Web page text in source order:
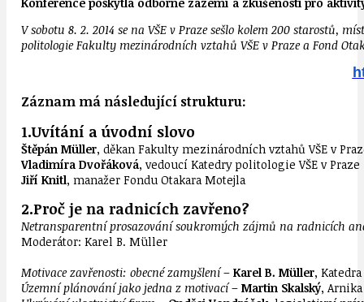
Konference poskytla odborné zázemí a zkušenosti pro
V sobotu 8. 2. 2014 se na VŠE v Praze sešlo kolem 200 starostů,
politologie Fakulty mezinárodních vztahů VŠE v Praze a Fond
Záznam má následující strukturu:
1.Uvítání a úvodní slovo
Štěpán Müller, děkan Fakulty mezinárodních vztahů VŠE v
Vladimíra Dvořáková, vedoucí Katedry politologie VŠE v Praze
Jiří Knitl, manažer Fondu Otakara Motejla
2.Proč je na radnicích zavřeno?
Netransparentní prosazování soukromých zájmů na radnicích
Moderátor: Karel B. Müller
Motivace zavřenosti: obecné zamyšlení– Karel B. Müller,
Územní plánování jako jedna z motivací– Martin Skalský, Arnika